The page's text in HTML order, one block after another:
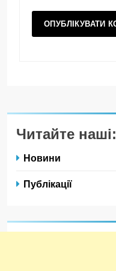
Читайте наші:
Новини
Публікації